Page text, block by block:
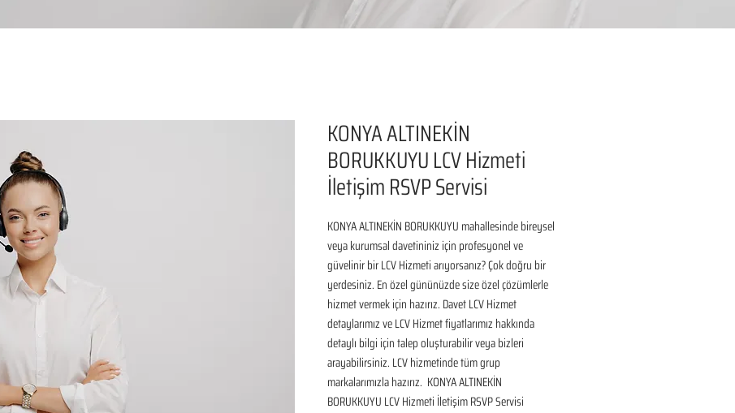
KONYA ALTINEKİN
BORUKKUYU LCV Hizmeti
İletişim RSVP Servisi
KONYA ALTINEKİN BORUKKUYU mahallesinde bireysel
veya kurumsal davetininiz için profesyonel ve
güvelinir bir LCV Hizmeti arıyorsanız? Çok doğru bir
yerdesiniz. En özel gününüzde size özel çözümlerle
hizmet vermek için hazırız. Davet LCV Hizmet
detaylarımız ve LCV Hizmet fiyatlarımız hakkında
detaylı bilgi için talep oluşturabilir veya bizleri
arayabilirsiniz. LCV hizmetinde tüm grup
markalarımızla hazırız.  KONYA ALTINEKİN
BORUKKUYU LCV Hizmeti İletişim RSVP Servisi